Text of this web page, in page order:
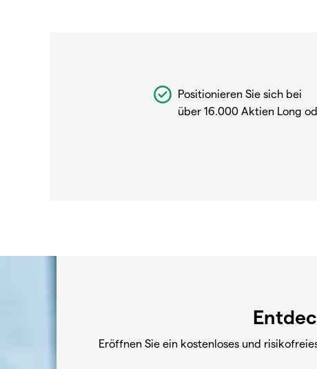
Positionieren Sie sich bei
über 16.000 Aktien Long
Eröffnen Sie ein kostenloses und